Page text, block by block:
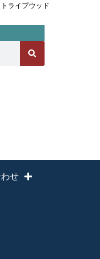
ライプウッド
せ